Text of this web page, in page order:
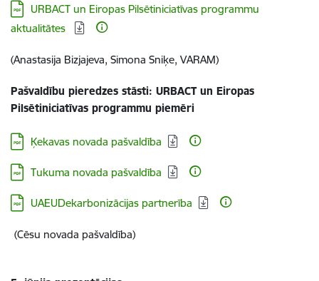
Lejupielādēt:
URBACT un Eiropas Pilsētiniciatīvas programmu
aktualitātes
(Anastasija Bizjajeva, Simona Sniķe, VARAM)
Pašvaldību pieredzes stāsti: URBACT un Eiropas
Pilsētiniciatīvas programmu piemēri
Lejupielādēt:
Ķekavas novada pašvaldība
Lejupielādēt:
Tukuma novada pašvaldība
Lejupielādēt:
UAEUDekarbonizācijas partnerība
(Cēsu novada pašvaldība)